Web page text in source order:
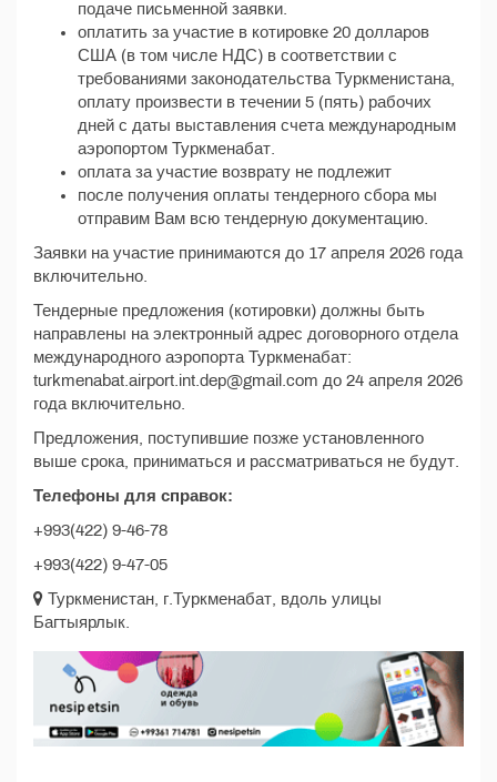
подаче письменной заявки.
оплатить за участие в котировке 20 долларов
США (в том числе НДС) в соответствии с
требованиями законодательства Туркменистана,
оплату произвести в течении 5 (пять) рабочих
дней с даты выставления счета международным
аэропортом Туркменабат.
оплата за участие возврату не подлежит
после получения оплаты тендерного сбора мы
отправим Вам всю тендерную документацию.
Заявки на участие принимаются до 17 апреля 2026 года
включительно.
Тендерные предложения (котировки) должны быть
направлены на электронный адрес договорного отдела
международного аэропорта Туркменабат:
turkmenabat.airport.int.dep@gmail.com до 24 апреля 2026
года включительно.
Предложения, поступившие позже установленного
выше срока, приниматься и рассматриваться не будут.
Телефоны для справок:
+993(422) 9-46-78
+993(422) 9-47-05
Туркменистан, г.Туркменабат, вдоль улицы
Багтыярлык.